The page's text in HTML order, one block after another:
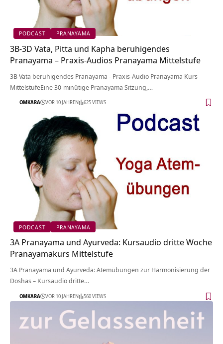
PODCAST PRANAYAMA
3B-3D Vata, Pitta und Kapha beruhigendes
Pranayama – Praxis-Audios Pranayama Mittelstufe
3B Vata beruhigendes Pranayama - Praxis-Audio Pranayama Kurs
MittelstufeEine 30-minütige Pranayama Sitzung,…
OMKARA VOR 10 JAHREN 625 VIEWS
PODCAST PRANAYAMA
3A Pranayama und Ayurveda: Kursaudio dritte Woche
Pranayamakurs Mittelstufe
3A Pranayama und Ayurveda: Atemübungen zur Harmonisierung der
Doshas – Kursaudio dritte…
OMKARA VOR 10 JAHREN 560 VIEWS